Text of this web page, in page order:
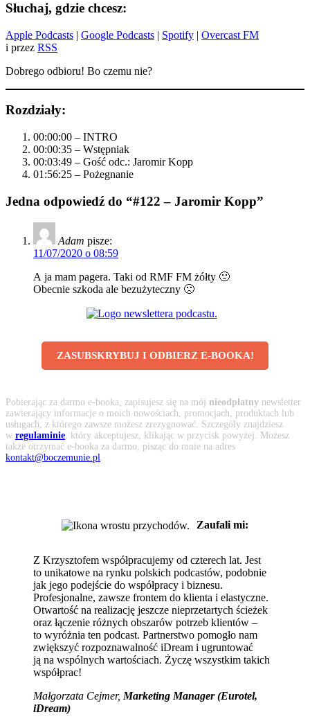
Słuchaj, gdzie chcesz:
Apple Podcasts | Google Podcasts | Spotify | Overcast FM
i przez RSS
Dobrego odbioru! Bo czemu nie?
Rozdziały:
00:00:00 – INTRO
00:00:35 – Wstępniak
00:03:49 – Gość odc.: Jaromir Kopp
01:56:25 – Pożegnanie
Jedna odpowiedź do “#122 – Jaromir Kopp”
Adam pisze:
11/07/2020 o 08:59
A ja mam pagera. Taki od RMF FM żółty 🙂
Obecnie szkoda ale bezużyteczny 🙁
ZASUBSKRYBUJ I ODBIERZ E-BOOKA!
Pobierając za darmo e-booka, zapisujesz się na mój nieodpłatny newsletter
zawierający informacje o moich nowościach, promocjach, produktach lub
usługach, z którego zawsze możesz zrezygnować. Szczegóły znajdziesz
w regulaminie , który akceptujesz, klikając w przycisk powyżej. Możesz
także otrzymać e-booka za darmo, pisząc do mnie na adres
kontakt@boczemunie.pl
Zaufali mi:
Z Krzysztofem współpracujemy od czterech lat. Jest
to unikatowe na rynku polskich podcastów, podobnie
jak jego podejście do współpracy i biznesu.
Profesjonalne, zawsze frontem do klienta i elastyczne.
Otwartość na realizację jeszcze nieprzetartych ścieżek
oraz łączenie różnych obszarów potrzeb klientów –
to wyróżnia ten podcast. Partnerstwo pomogło nam
zwiększyć rozpoznawalność iDream i ugruntować
ją na wspólnych wartościach. Życzę wszystkim takich
współprac!
Małgorzata Cejmer, Marketing Manager (Eurotel,
iDream)